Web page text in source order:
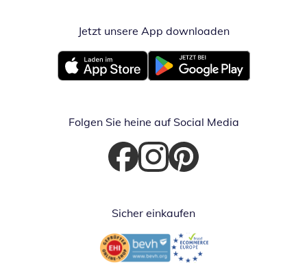
Jetzt unsere App downloadenÖffnet in
Öffnet in neuem FensterÖffnet in neuem Fenster
Folgen Sie heine auf Social Media
Öffnet in neuem Fenster
Öffnet in neuem Fenster
Öffnet in neuem Fenster
Sicher einkaufen
Öffnet in neuem FensterÖffnet in neuem Fenster